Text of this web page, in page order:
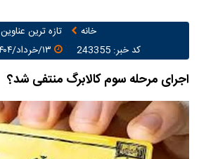
خانه
تازه ترین عناوین
کد خبر: 243355
اجرای مرحله سوم کالابرگ منتفی شد؟